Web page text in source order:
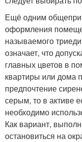
Ещё одним
оформления
называемого
означает, что
главных цветов в
квартиры или дома
предпочтение
серым, то в активе
необходимо
Как вариант,
остановиться на